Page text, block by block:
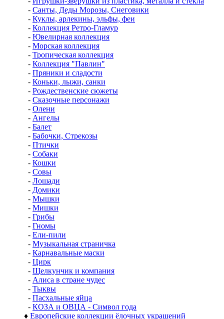
- Санты, Деды Морозы, Снеговики
- Куклы, арлекины, эльфы, феи
- Коллекция Ретро-Гламур
- Ювелирная коллекция
- Морская коллекция
- Тропическая коллекция
- Коллекция "Павлин"
- Пряники и сладости
- Коньки, лыжи, санки
- Рождественские сюжеты
- Сказочные персонажи
- Олени
- Ангелы
- Балет
- Бабочки, Стрекозы
- Птички
- Собаки
- Кошки
- Совы
- Лошади
- Домики
- Мышки
- Мишки
- Грибы
- Гномы
- Ели-пили
- Музыкальная страничка
- Карнавальные маски
- Цирк
- Щелкунчик и компания
- Алиса в стране чудес
- Тыквы
- Пасхальные яйца
- КОЗА и ОВЦА - Символ года
♦ Европейские коллекции ёлочных украшений